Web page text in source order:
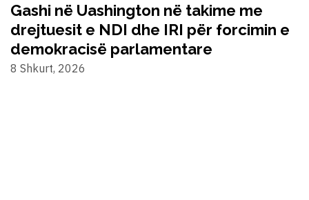
Gashi në Uashington në takime me
drejtuesit e NDI dhe IRI për forcimin e
demokracisë parlamentare
8 Shkurt, 2026